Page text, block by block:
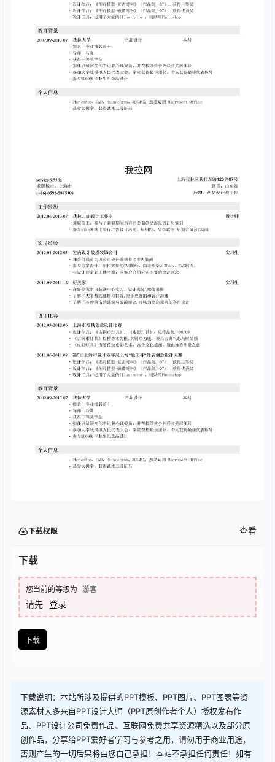
下载权限 查看
下载
您当前的等级为 游客
请先 登录
下载
下载说明：本站所涉及提供的PPT模板、PPT图片、PPT图表等资
源素材大多来自PPT设计大师（PPT原创作者个人）授权发布作
品、PPT设计公司免费作品、互联网免费共享资源精选以及部分原
创作品，分享给PPT爱好者学习与参考之用，请勿用于商业用途，
否则产生的一切后果将由您自己承担！本站不承担任何责任！如有